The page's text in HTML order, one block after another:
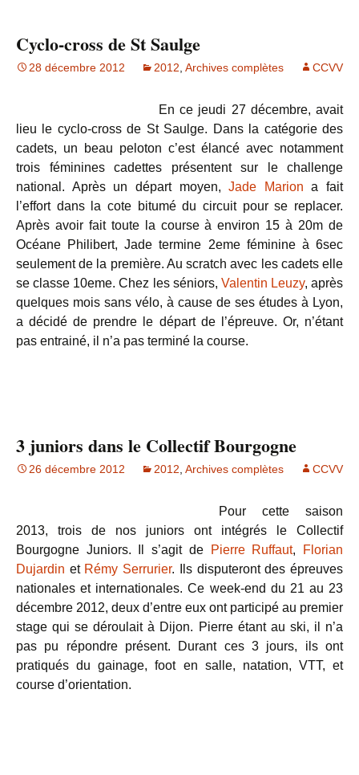
Cyclo-cross de St Saulge
28 décembre 2012 2012 Archives complètes CCVV
En ce jeudi 27 décembre, avait
lieu le cyclo-cross de St Saulge. Dans la catégorie des
cadets, un beau peloton c’est élancé avec notamment
trois féminines cadettes présentent sur le challenge
national. Après un départ moyen,Jade Marion a fait
l’effort dans la cote bitumé du circuit pour se replacer.
Après avoir fait toute la course à environ 15 à 20m de
Océane Philibert, Jade termine 2eme féminine à 6sec
seulement de la première. Au scratch avec les cadets elle
se classe 10eme. Chez les séniors, Valentin Leuzy, après
quelques mois sans vélo, à cause de ses études à Lyon,
a décidé de prendre le départ de l’épreuve. Or, n’étant
pas entrainé, il n’a pas terminé la course.
3 juniors dans le Collectif Bourgogne
26 décembre 2012 2012 Archives complètes CCVV
Pour cette saison
2013, trois de nos juniors ont intégrés le Collectif
Bourgogne Juniors. Il s’agit de
Pierre Ruffaut,
Florian
Dujardin et Rémy Serrurier. Ils disputeront des épreuves
nationales et internationales. Ce week-end du 21 au 23
décembre 2012, deux d’entre eux ont participé au premier
stage qui se déroulait à Dijon. Pierre étant au ski, il n’a
pas pu répondre présent. Durant ces 3 jours, ils ont
pratiqués du gainage, foot en salle, natation, VTT, et
course d’orientation.